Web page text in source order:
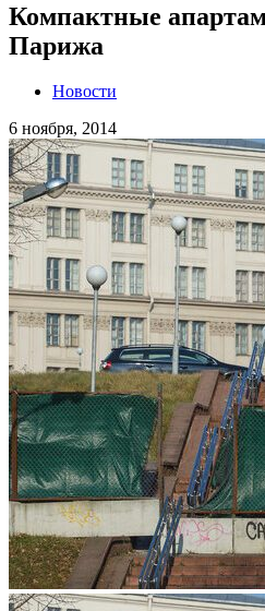
Компактные
Парижа
Новости
6 ноября, 2014